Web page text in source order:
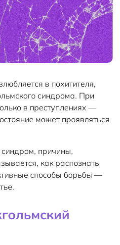
в похитителя,
синдрома. При
в преступлениях —
может проявляться
синдром, причины,
как распознать
способы борьбы —